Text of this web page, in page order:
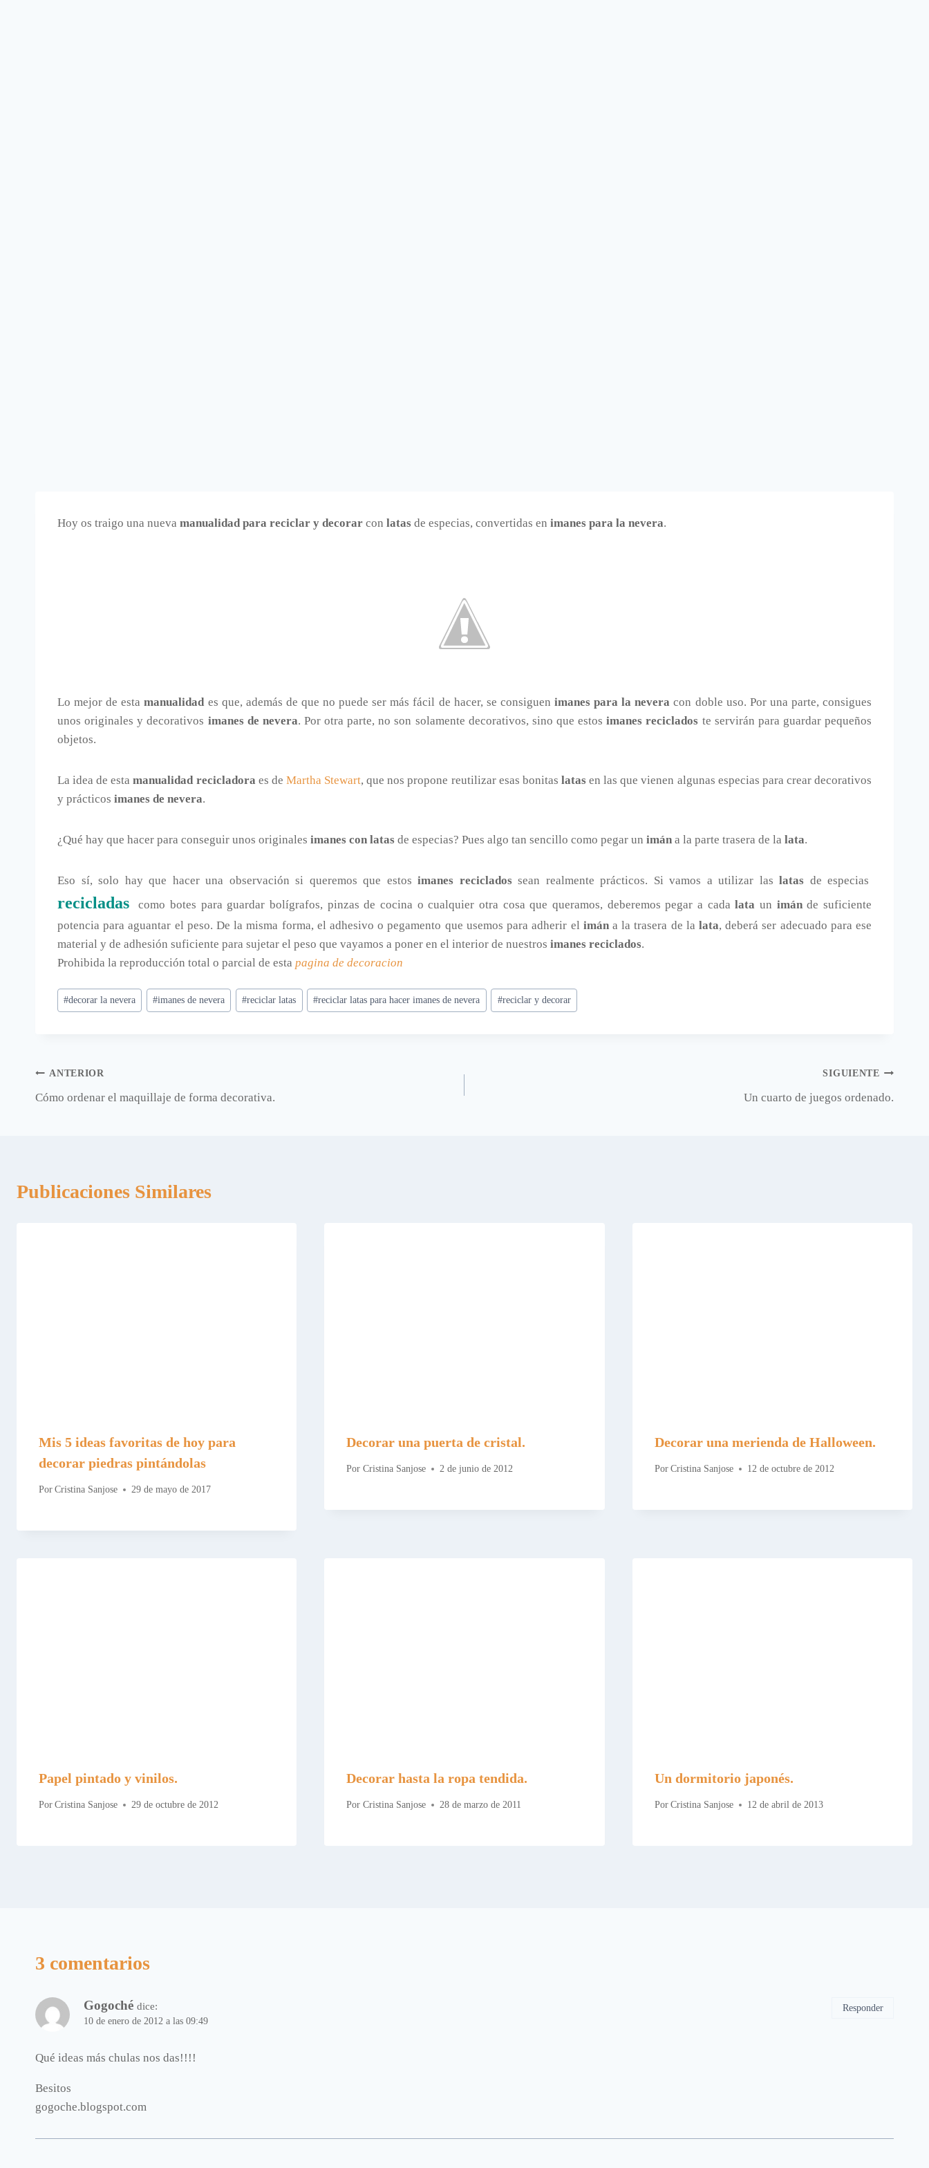
Hoy os traigo una nueva manualidad para reciclar y decorar con latas de especias, convertidas en imanes para la nevera.
Lo mejor de estamanualidades que, además de que no puede ser más fácil de hacer, se consiguen imanes para la nevera con doble uso. Por una parte, consigues
unos originales y decorativos imanes de nevera. Por otra parte, no son solamente decorativos, sino que estosimanes reciclados te servirán para guardar pequeños
objetos.
La idea de estamanualidad recicladora es de Martha Stewart, que nos propone reutilizar esas bonitas latasen las que vienen algunas especias para crear decorativos
y prácticos imanes de nevera.
¿Qué hay que hacer para conseguir unos originales imanes con latas de especias? Pues algo tan sencillo como pegar un imán a la parte trasera de la lata.
Eso sí, solo hay que hacer una observación si queremos que estos imanes recicladossean realmente prácticos. Si vamos a utilizar las latas de especias
recicladas como botes para guardar bolígrafos, pinzas de cocina o cualquier otra cosa que queramos, deberemos pegar a cadalata un imánde suficiente
potencia para aguantar el peso. De la misma forma, el adhesivo o pegamento que usemos para adherir el imána la trasera de la lata, deberá ser adecuado para ese
material y de adhesión suficiente para sujetar el peso que vayamos a poner en el interior de nuestros imanes reciclados.
Prohibida la reproducción total o parcial de esta pagina de decoracion
Etiquetas
de
#decorar la nevera #imanes de nevera #reciclar latas #reciclar latas para hacer imanes de nevera #reciclar y decorar
Navegación
de
ANTERIOR
Cómo ordenar el maquillaje de forma decorativa.
SIGUIENTE
Un cuarto de juegos ordenado.
Publicaciones Similares
Mis 5 ideas favoritas de hoy para
decorar piedras pintándolas
Por Cristina Sanjose 29 de mayo de 2017
Decorar una puerta de cristal.
Por Cristina Sanjose 2 de junio de 2012
Decorar una merienda de Halloween.
Por Cristina Sanjose 12 de octubre de 2012
Papel pintado y vinilos.
Por Cristina Sanjose 29 de octubre de 2012
Decorar hasta la ropa tendida.
Por Cristina Sanjose 28 de marzo de 2011
Un dormitorio japonés.
Por Cristina Sanjose 12 de abril de 2013
3 comentarios
Gogoché dice:
10 de enero de 2012 a las 09:49
Qué ideas más chulas nos das!!!!
Besitos
gogoche.blogspot.com
Responder